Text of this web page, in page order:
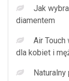
Jak
diamentem
Air
dla kobiet i